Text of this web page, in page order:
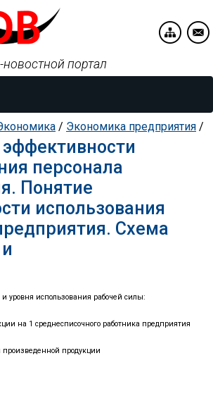
портал
/ Экономика предприятия /
персонала
Понятие
использования
Схема
уровня использования рабочей силы:
на 1 среднесписочного работника предприятия
произведенной продукции